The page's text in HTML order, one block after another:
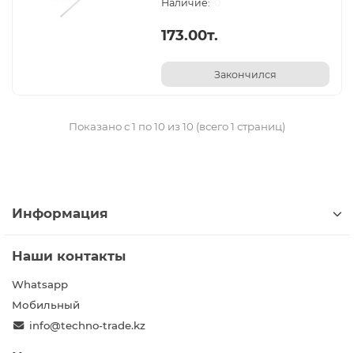
173.00т.
Закончился
Показано с 1 по 10 из 10 (всего 1 страниц)
Информация
Наши контакты
Whatsapp
Мобильный
info@techno-trade.kz